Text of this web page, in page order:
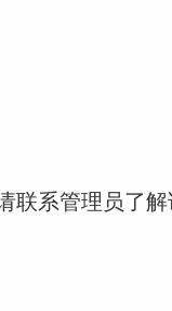
联系管理员了